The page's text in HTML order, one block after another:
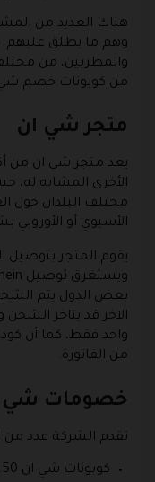
هناك العديد من
وهم ما يطلق عليهم
والمطربين، من
من كوبونات خصم شي
متجر شي ان
يعد متجر شي ان من
مختلف البلدان حول
الأسيوي أو الأوروبي
يقوم المتجر بتوصيل
بعض الدول يتم
الاخر قد يتاخر
واحد فقط، كما أن
من الفاتورة.
خصومات شي
تقدم الشركة عدد من
كوبونات شي ان 50.